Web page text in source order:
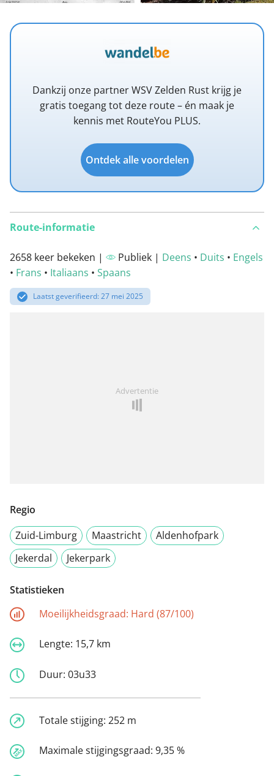
Dankzij onze partner WSV Zelden Rust krijg je
gratis toegang tot deze route – én maak je
kennis met RouteYou PLUS.
Ontdek alle voordelen
Route-informatie
2658 keer bekeken | Publiek | Deens • Duits • Engels
• Frans • Italiaans • Spaans
Laatst geverifieerd: 27 mei 2025
Advertentie
Regio
Zuid-Limburg
Maastricht
Aldenhofpark
Jekerdal
Jekerpark
Statistieken
Moeilijkheidsgraad: Hard (87/100)
Lengte: 15,7 km
Duur: 03u33
Totale stijging: 252 m
Maximale stijgingsgraad: 9,35 %